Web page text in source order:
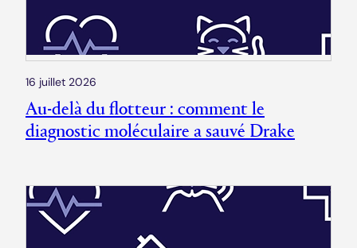
16 juillet 2026
Au-delà du flotteur : comment le
diagnostic moléculaire a sauvé Drake